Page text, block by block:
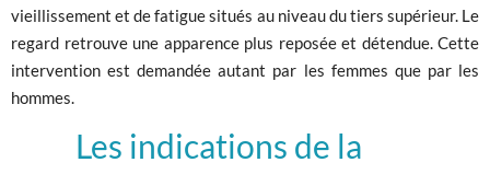
vieillissement et de fatigue situés au niveau du tiers supérieur. Le
regard retrouve une apparence plus reposée et détendue. Cette
intervention est demandée autant par les femmes que par les
hommes.
Les indications de la